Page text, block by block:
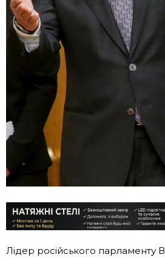
Лідер російського парламенту